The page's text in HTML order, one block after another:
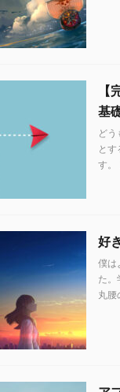
基
ど
と
す。
好
僕は
た。
丸腰